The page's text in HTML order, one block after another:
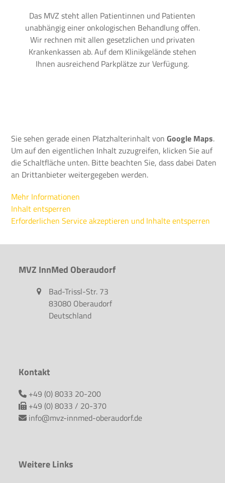
Das MVZ steht allen Patientinnen und Patienten
unabhängig einer onkologischen Behandlung offen.
Wir rechnen mit allen gesetzlichen und privaten
Krankenkassen ab. Auf dem Klinikgelände stehen
Ihnen ausreichend Parkplätze zur Verfügung.
Sie sehen gerade einen Platzhalterinhalt vonGoogle Maps.
Um auf den eigentlichen Inhalt zuzugreifen, klicken Sie auf
die Schaltfläche unten. Bitte beachten Sie, dass dabei Daten
an Drittanbieter weitergegeben werden.
Mehr Informationen
Inhalt entsperren
Erforderlichen Service akzeptieren und Inhalte entsperren
MVZ InnMed Oberaudorf
Bad-Trissl-Str. 73
83080 Oberaudorf
Deutschland
Kontakt
+49 (0) 8033 20-200
+49 (0) 8033 / 20-370
info@mvz-innmed-oberaudorf.de
Weitere Links